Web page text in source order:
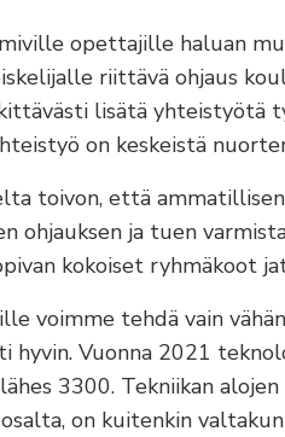
opettajille haluan
riittävä ohjaus
lisätä yhteistyötä
on keskeistä
toivon, että
ohjauksen ja tuen
kokoiset ryhmäkoot
voimme tehdä vain
hyvin. Vuonna 2021
3300. Tekniikan
on kuitenkin